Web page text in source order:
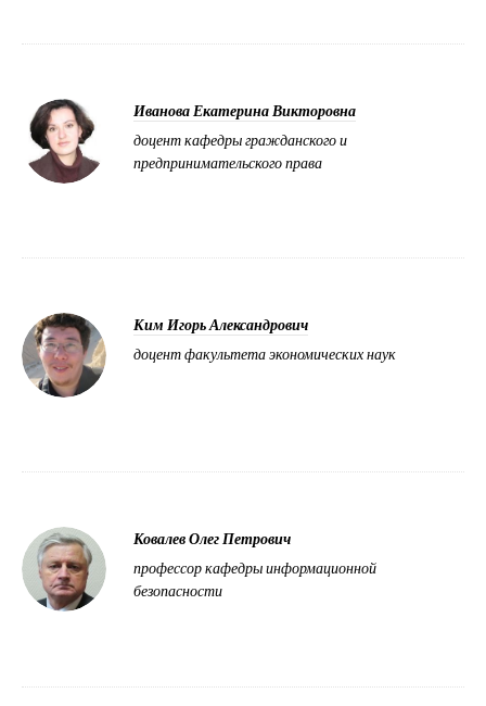
Иванова Екатерина Викторовна
доцент кафедры гражданского и
предпринимательского права
Ким Игорь Александрович
доцент факультета экономических наук
Ковалев Олег Петрович
профессор кафедры информационной
безопасности